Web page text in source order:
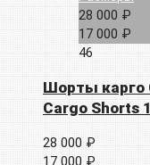
28 000 ₽
17 000 ₽
46
Шорты карго
Cargo Shorts
28 000 ₽
17 000 ₽